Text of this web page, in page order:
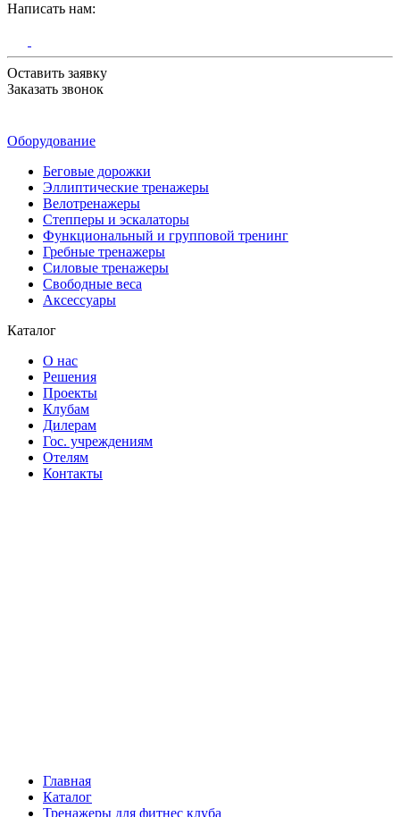
Написать нам:
Оставить заявку
Заказать звонок
Оборудование
Беговые дорожки
Эллиптические тренажеры
Велотренажеры
Степперы и эскалаторы
Функциональный и групповой тренинг
Гребные тренажеры
Силовые тренажеры
Свободные веса
Аксессуары
Каталог
О нас
Решения
Проекты
Клубам
Дилерам
Гос. учреждениям
Отелям
Контакты
Главная
Каталог
Тренажеры для фитнес клуба